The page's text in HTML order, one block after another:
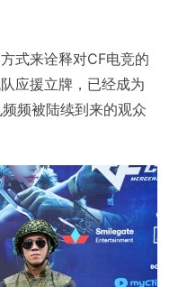
式来诠释对CF电竞的
应援立牌，已经成为
频被陆续到来的观众